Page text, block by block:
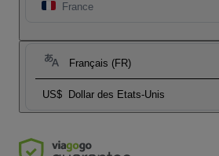
France
Français (FR)
US$ Dollar des Etats-Unis